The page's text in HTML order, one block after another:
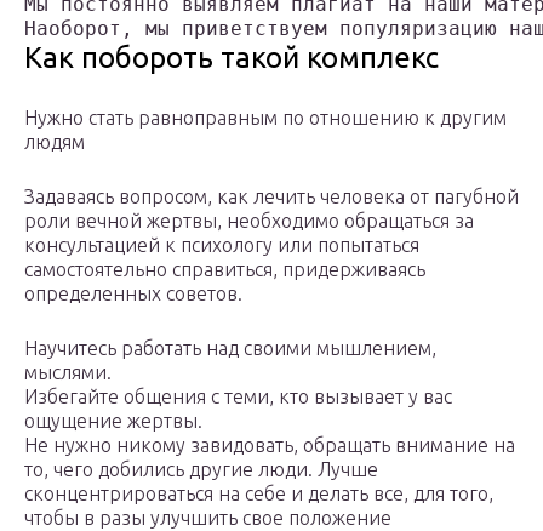
Наоборот, мы приветствуем популяризацию
Как побороть такой комплекс
Нужно стать равноправным по отношению к другим
людям
Задаваясь вопросом, как лечить человека от пагубной
роли вечной жертвы, необходимо обращаться за
консультацией к психологу или попытаться
самостоятельно справиться, придерживаясь
определенных советов.
Научитесь работать над своими мышлением,
мыслями.
Избегайте общения с теми, кто вызывает у вас
ощущение жертвы.
Не нужно никому завидовать, обращать внимание на
то, чего добились другие люди. Лучше
сконцентрироваться на себе и делать все, для того,
чтобы в разы улучшить свое положение